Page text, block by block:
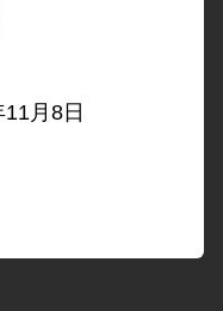
月8日